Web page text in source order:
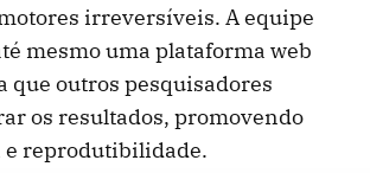
irreversíveis. A equipe
mesmo uma plataforma web
que outros pesquisadores
os resultados, promovendo
reprodutibilidade.